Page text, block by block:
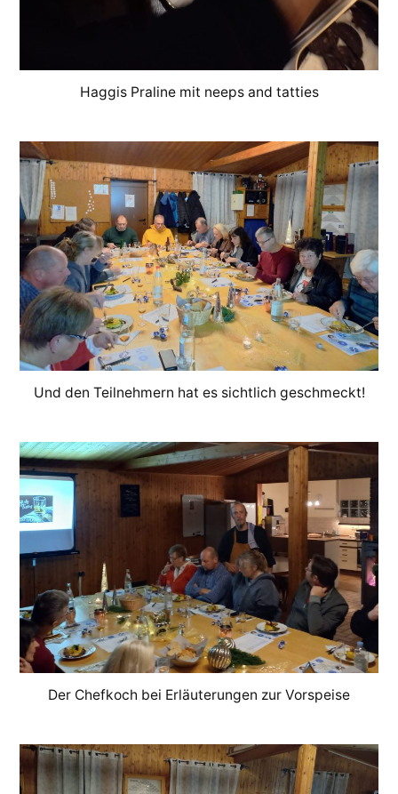
Haggis Praline mit neeps and tatties
Und den Teilnehmern hat es sichtlich geschmeckt!
Der Chefkoch bei Erläuterungen zur Vorspeise